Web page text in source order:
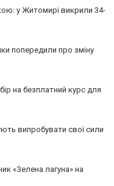
у Житомирі викрили 34-
попередили про зміну
на безплатний курс для
випробувати свої сили
«Зелена лагуна» на